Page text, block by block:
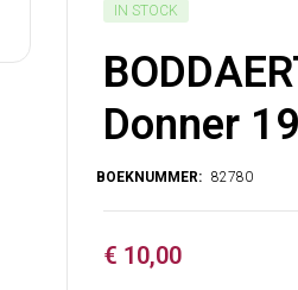
IN STOCK
Donner
€ 10,00